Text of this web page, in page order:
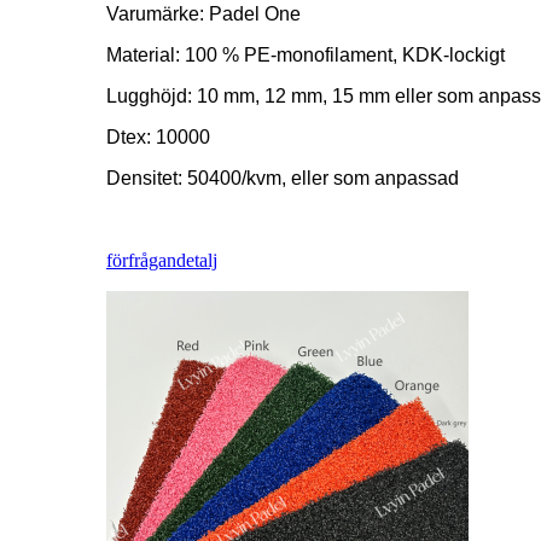
Varumärke: Padel One
Material: 100 % PE-monofilament, KDK-lockigt
Lugghöjd: 10 mm, 12 mm, 15 mm eller som
Dtex: 10000
Densitet: 50400/kvm, eller som anpassad
förfrågandetalj